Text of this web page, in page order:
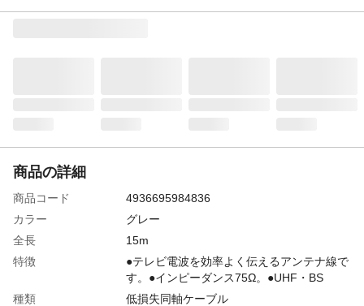
商品の詳細
商品コード
4936695984836
カラー
グレー
全長
15m
特徴
●テレビ電波を効率よく伝えるアンテナ線で
す。●インピーダンス75Ω。●UHF・BS
種類
低損失同軸ケーブル